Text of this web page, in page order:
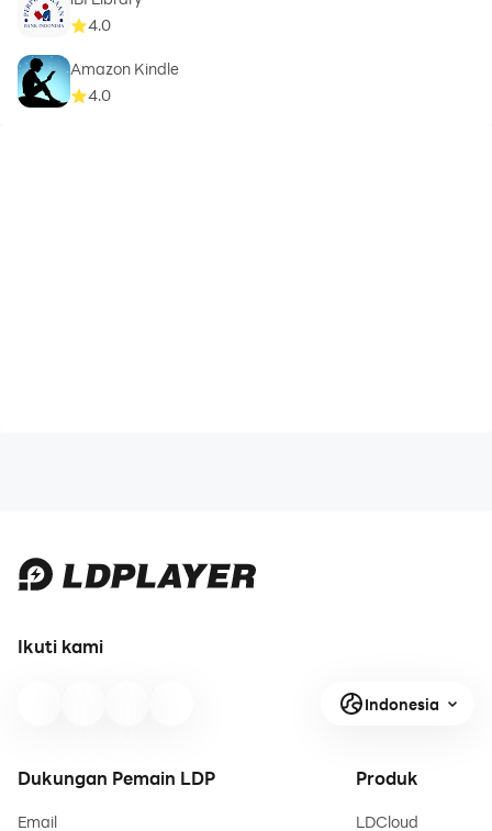
4.0
Amazon Kindle
4.0
Ikuti kami
Indonesia
Dukungan Pemain LDP
Email
Produk
LDCloud